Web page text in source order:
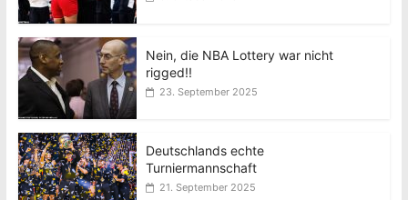
Nein, die NBA Lottery war nicht
rigged!!
23. September 2025
Deutschlands echte
Turniermannschaft
21. September 2025